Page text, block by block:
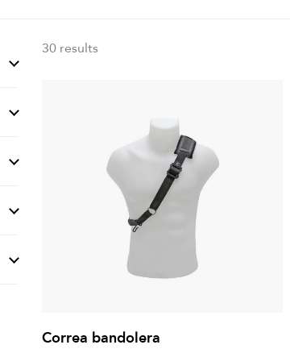
30 results
Correa bandolera